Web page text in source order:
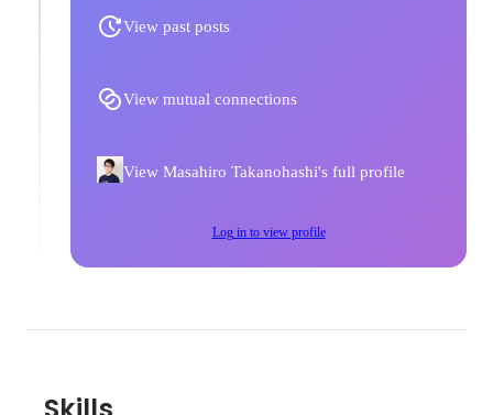
View past posts
View mutual connections
View Masahiro Takanohashi's full profile
Log in to view profile